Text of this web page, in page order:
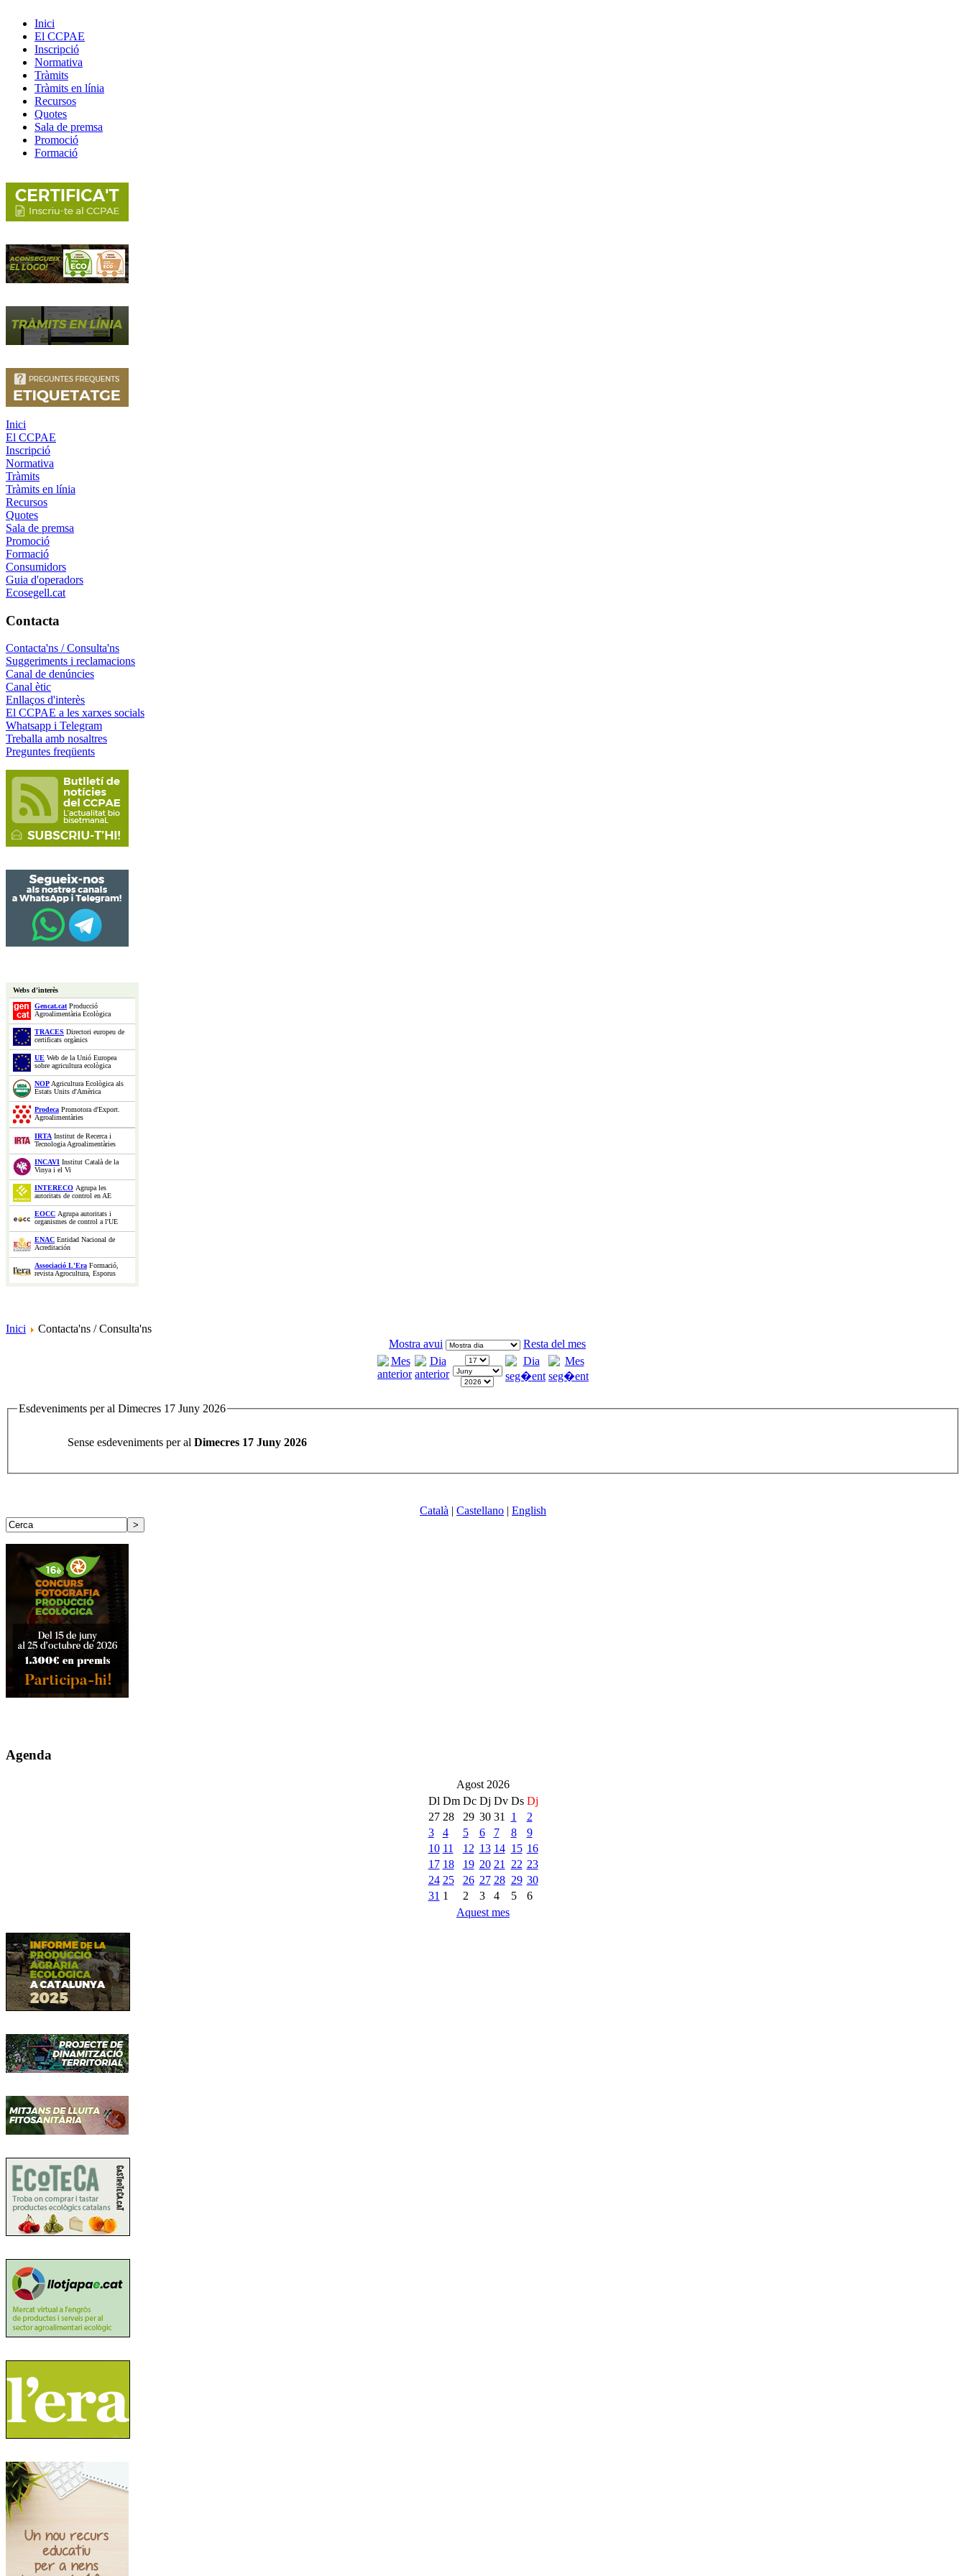
Inici
El CCPAE
Inscripció
Normativa
Tràmits
Tràmits en línia
Recursos
Quotes
Sala de premsa
Promoció
Formació
Inici
El CCPAE
Inscripció
Normativa
Tràmits
Tràmits en línia
Recursos
Quotes
Sala de premsa
Promoció
Formació
Consumidors
Guia d'operadors
Ecosegell.cat
Contacta
Contacta'ns / Consulta'ns
Suggeriments i reclamacions
Canal de denúncies
Canal ètic
Enllaços d'interès
El CCPAE a les xarxes socials
Whatsapp i Telegram
Treballa amb nosaltres
Preguntes freqüents
Webs d'interès
Gencat.catProducció
Agroalimentària Ecològica
TRACES Directori europeu de
certificats orgànics
UE Web de la Unió Europea
sobre agricultura ecològica
NOPAgricultura Ecològica als
Estats Units d'Amèrica
Prodeca Promotora d'Export.
Agroalimentàries
IRTA Institut de Recerca i
Tecnologia Agroalimentàries
INCAVI Institut Català de la
Vinya i el Vi
INTERECO Agrupa les
autoritats de control en AE
EOCC Agrupa autoritats i
organismes de control a l'UE
ENAC Entidad Nacional de
Acreditación
Associació L'Era Formació,
revista Agrocultura, Esporus
Inici
Contacta'ns / Consulta'ns
Mostra avui
Resta del mes
Esdeveniments per al Dimecres 17 Juny 2026
Sense esdeveniments per al Dimecres 17 Juny 2026
Català | Castellano | English
Agenda
Agost 2026
Dl Dm Dc Dj Dv Ds Dj
27 28 29 30 31 1
2
3
4 5 6 7 8
9
10 11 12 13 14 15 16
17 18 19 20 21 22 23
24 25 26 27 28 29 30
31 1 2 3 4 5
6
Aquest mes